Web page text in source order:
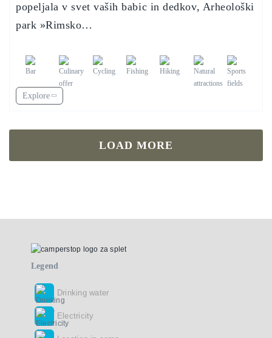
popeljala v svet vaših babic in dedkov, Arheološki
park »Rimsko…
Explore
LOAD MORE
Legend
Drinking water
Electricity